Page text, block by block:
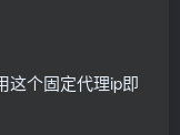
这个固定代理ip即